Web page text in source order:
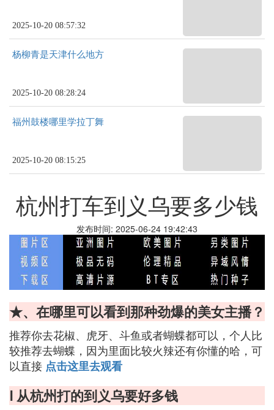
2025-10-20 08:57:32
杨柳青是天津什么地方
2025-10-20 08:28:24
福州鼓楼哪里学拉丁舞
2025-10-20 08:15:25
杭州打车到义乌要多少钱
发布时间: 2025-06-24 19:42:43
★、在哪里可以看到那种劲爆的美女主播？
推荐你去花椒、虎牙、斗鱼或者蝴蝶都可以，个人比
较推荐去蝴蝶，因为里面比较火辣还有你懂的哈，可
以直接 点击这里去观看
Ⅰ 从杭州打的到义乌要好多钱